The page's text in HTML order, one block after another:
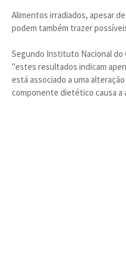
Alimentos irradiados, apesar
podem também trazer
Segundo Instituto Nacional do
"estes resultados indicam
está associado a uma
componente dietético causa a